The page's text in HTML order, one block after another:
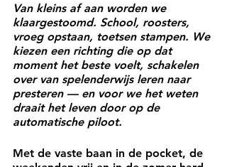
Van kleins af aan worden we
klaargestoomd. School, roosters,
vroeg opstaan, toetsen stampen. We
kiezen een richting die op dat
moment het beste voelt, schakelen
over van spelenderwijs leren naar
presteren — en voor we het weten
draait het leven door op de
automatische piloot.
Met de vaste baan in de pocket, de